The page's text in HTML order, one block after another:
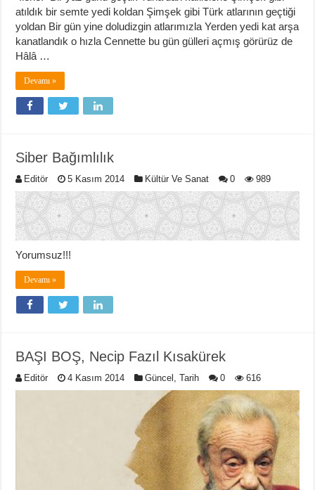
atıldık bir semte yedi koldan Şimşek gibi Türk atlarının geçtiği
yoldan Bir gün yine doludizgin atlarımızla Yerden yedi kat arşa
kanatlandık o hızla Cennette bu gün gülleri açmış görürüz de
Hâlâ …
Devamı »
Siber Bağımlılık
Editör 5 Kasım 2014 Kültür Ve Sanat 0 989
Yorumsuz!!!
Devamı »
BAŞI BOŞ, Necip Fazıl Kısakürek
Editör 4 Kasım 2014 Güncel ,Tarih 0 616